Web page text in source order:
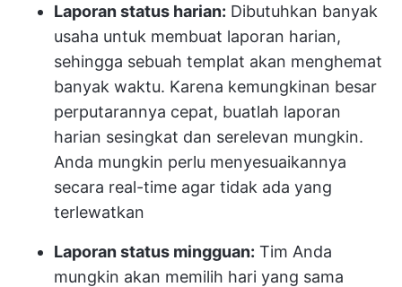
Laporan status harian: Dibutuhkan banyak
usaha untuk membuat laporan harian,
sehingga sebuah templat akan menghemat
banyak waktu. Karena kemungkinan besar
perputarannya cepat, buatlah laporan
harian sesingkat dan serelevan mungkin.
Anda mungkin perlu menyesuaikannya
secara real-time agar tidak ada yang
terlewatkan
Laporan status mingguan: Tim Anda
mungkin akan memilih hari yang sama